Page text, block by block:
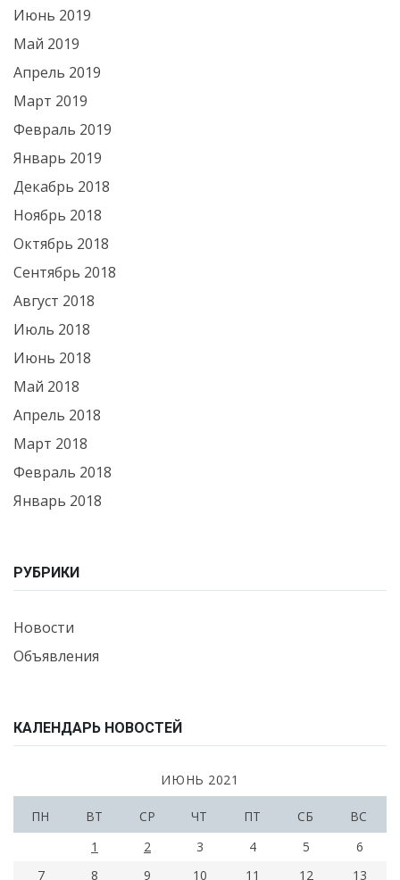
Июнь 2019
Май 2019
Апрель 2019
Март 2019
Февраль 2019
Январь 2019
Декабрь 2018
Ноябрь 2018
Октябрь 2018
Сентябрь 2018
Август 2018
Июль 2018
Июнь 2018
Май 2018
Апрель 2018
Март 2018
Февраль 2018
Январь 2018
РУБРИКИ
Новости
Объявления
КАЛЕНДАРЬ НОВОСТЕЙ
ИЮНЬ 2021
ПН ВТ СР ЧТ ПТ СБ
ВС
1
2 3 4 5
6
7
8 9 10 11 12
13